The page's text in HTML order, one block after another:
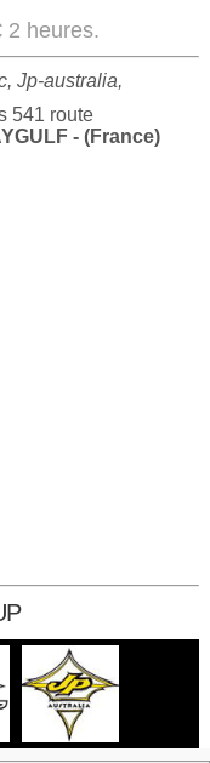
2 heures.
Jp-australia,
541 route
- (France)